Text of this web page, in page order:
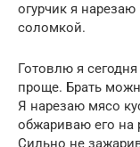
огурчик я
соломкой.
Готовлю я
проще. Брать
Я нарезаю мясо
обжариваю его на
Сильно не